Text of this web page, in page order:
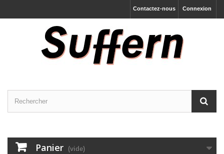
Connexion
Contactez-nous
Panier (vide)